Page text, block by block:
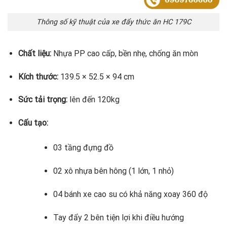
Thông số kỹ thuật của xe đẩy thức ăn HC 179C
Chất liệu:Nhựa PP cao cấp, bền nhẹ, chống ăn mòn
Kích thước:139.5 × 52.5 × 94 cm
Sức tải trọng:lên đến 120kg
Cấu tạo:
03 tầng đựng đồ
02 xô nhựa bên hông (1 lớn, 1 nhỏ)
04 bánh xe cao su có khả năng xoay 360 độ
Tay đẩy 2 bên tiện lợi khi điều hướng